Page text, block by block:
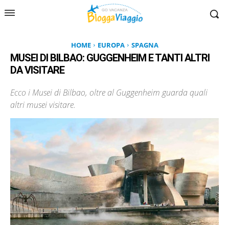
HOME EUROPA SPAGNA
MUSEI DI BILBAO: GUGGENHEIM E TANTI ALTRI
DA VISITARE
Ecco i Musei di Bilbao, oltre al Guggenheim guarda quali
altri musei visitare.